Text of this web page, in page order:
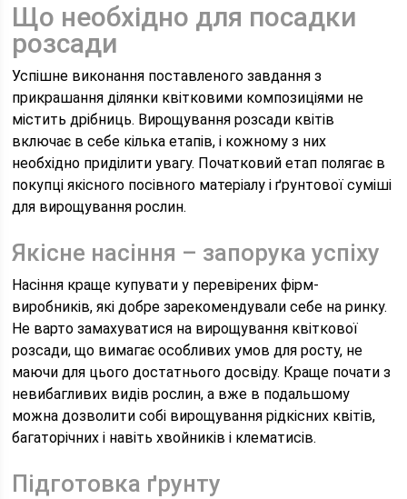
Що необхідно для посадки
розсади
Успішне виконання поставленого завдання з
прикрашання ділянки квітковими композиціями не
містить дрібниць. Вирощування розсади квітів
включає в себе кілька етапів, і кожному з них
необхідно приділити увагу. Початковий етап полягає в
покупці якісного посівного матеріалу і ґрунтової суміші
для вирощування рослин.
Якісне насіння – запорука успіху
Насіння краще купувати у перевірених фірм-
виробників, які добре зарекомендували себе на ринку.
Не варто замахуватися на вирощування квіткової
розсади, що вимагає особливих умов для росту, не
маючи для цього достатнього досвіду. Краще почати з
невибагливих видів рослин, а вже в подальшому
можна дозволити собі вирощування рідкісних квітів,
багаторічних і навіть хвойників і клематисів.
Підготовка ґрунту